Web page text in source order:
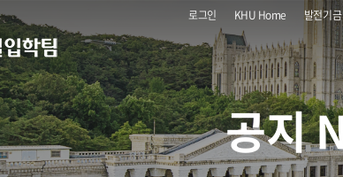
로그인 KHU Home 발전기금
공지